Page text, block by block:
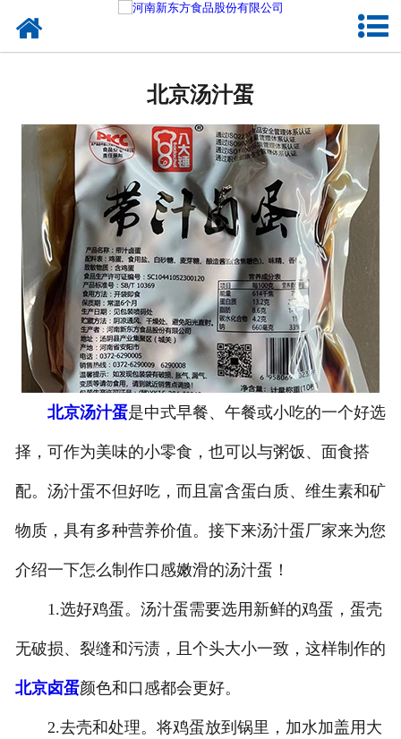
北京熟食品
北京调味品
北京鸡蛋壳粉
北京新东方食品
北京食品代加工
北京精忠报国八大锤典故版
- 北京蜜汁味卤蛋
- 北京茶香味卤蛋
北京汤汁蛋
北京汤汁蛋是中式早餐、午餐或小吃的一个好选
择，可作为美味的小零食，也可以与粥饭、面食搭
配。汤汁蛋不但好吃，而且富含蛋白质、维生素和矿
物质，具有多种营养价值。接下来汤汁蛋厂家来为您
介绍一下怎么制作口感嫩滑的汤汁蛋！
1.选好鸡蛋。汤汁蛋需要选用新鲜的鸡蛋，蛋壳
无破损、裂缝和污渍，且个头大小一致，这样制作的
北京卤蛋颜色和口感都会更好。
2.去壳和处理。将鸡蛋放到锅里，加水加盖用大